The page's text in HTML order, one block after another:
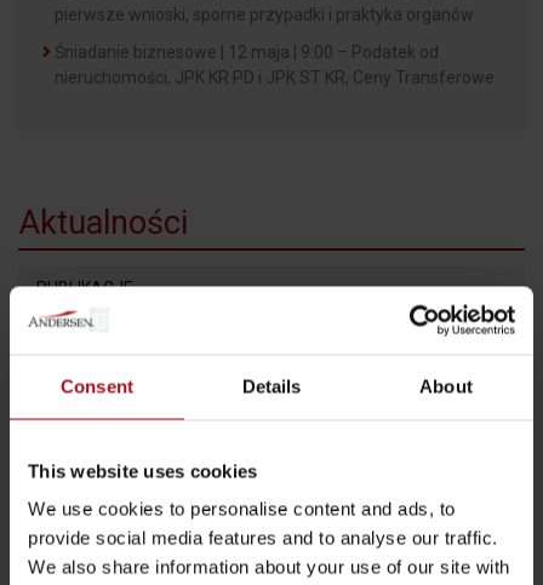
Consent Details About
This website uses cookies
We use cookies to personalise content and ads, to
provide social media features and to analyse our traffic.
We also share information about your use of our site with
pierwsze wnioski, sporne przypadki i praktyka organów
Śniadanie biznesowe | 12 maja | 9:00 – Podatek od
nieruchomości, JPK KR PD i JPK ST KR, Ceny Transferowe
Aktualności
PUBLIKACJE
EUDR po polsku: przeciwdziałanie wylesianiu
Rzeczpospolita
2026 / 06 / 26
Zwolnienie strefowe i straty podatkowe – dlaczego inwestorzy
nie mogą ich rozliczyć
Rzeczpospolita